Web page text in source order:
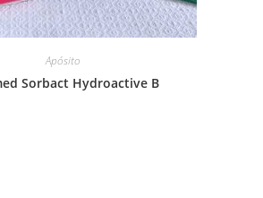
Apósito
Sorbact Hydroactive B